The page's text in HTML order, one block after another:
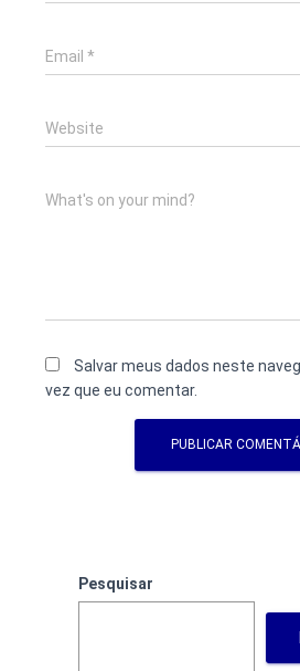
Email *
Website
What's on your mind?
Salvar meus dados neste
vez que eu comentar.
Pesquisar